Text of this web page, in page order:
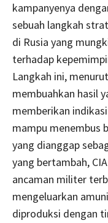
kampanyenya
sebuah langkah
di Rusia yang
terhadap
Langkah ini,
membuahkan hasil
memberikan
mampu menembus
yang dianggap
yang bertambah,
ancaman militer
mengeluarkan
diproduksi dengan